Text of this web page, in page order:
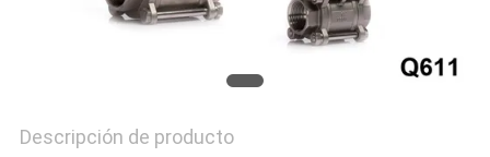
Descripción de producto